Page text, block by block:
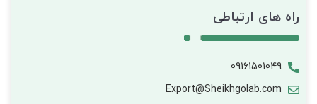
راه های ارتباطی
09161501049
Export@Sheikhgolab.com